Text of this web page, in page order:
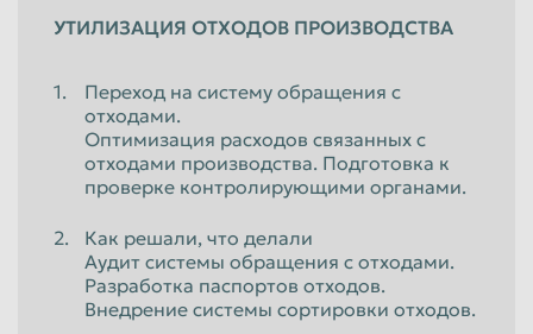
УТИЛИЗАЦИЯ ОТХОДОВ ПРОИЗВОДСТВА
Переход на систему обращения с
отходами.
Оптимизация расходов связанных с
отходами производства. Подготовка к
проверке контролирующими органами.
Как решали, что делали
Аудит системы обращения с отходами.
Разработка паспортов отходов.
Внедрение системы сортировки отходов.